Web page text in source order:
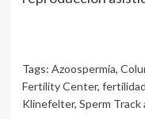
Tags: Azoospermia,
Fertility Center, fertilidad
Klinefelter, Sperm Track